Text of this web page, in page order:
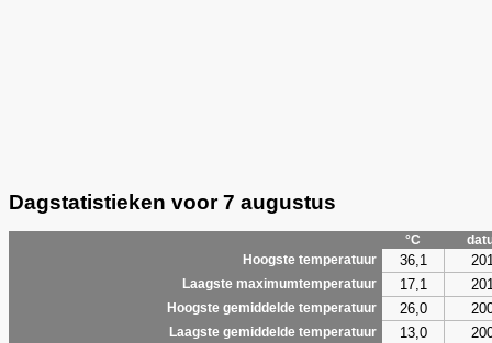
Dagstatistieken voor 7 augustus
°C
Hoogste temperatuur
36,1
Laagste maximumtemperatuur 17,1
Hoogste gemiddelde temperatuur 26,0
Laagste gemiddelde temperatuur 13,0